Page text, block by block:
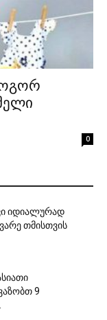
0
იდიალურად
თმისთვის
9